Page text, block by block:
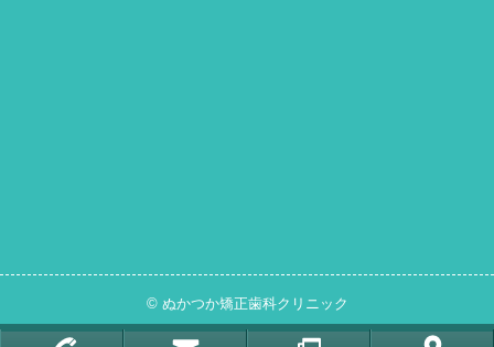
© ぬかつか矯正歯科クリニック